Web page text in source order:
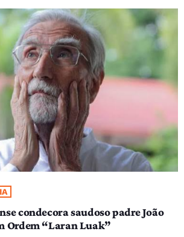
condecora saudoso padre João
Ordem “Laran Luak”